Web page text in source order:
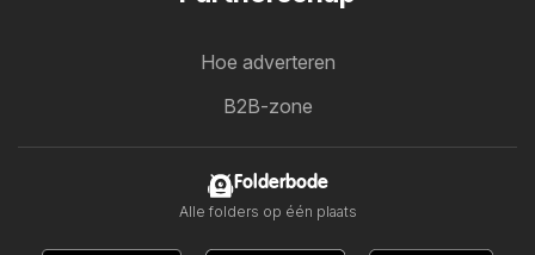
Hoe adverteren
B2B-zone
Folderbode
Alle folders op één plaats